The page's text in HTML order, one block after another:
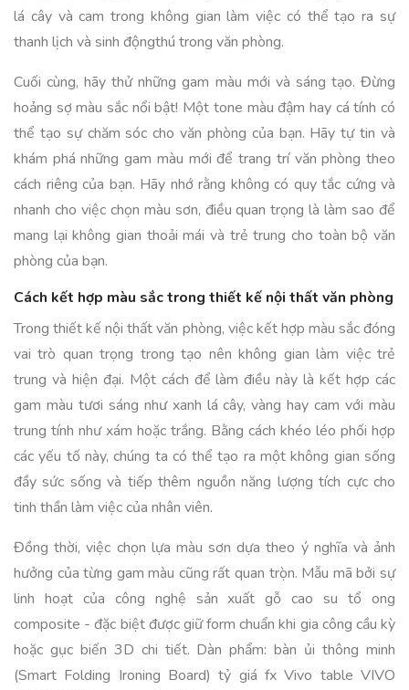
lá cây và cam trong không gian làm việc có thể tạo ra sự
thanh lịch và sinh độngthú trong văn phòng.
Cuối cùng, hãy thử những gam màu mới và sáng tạo. Đừng
hoảng sợ màu sắc nổi bật! Một tone màu đậm hay cá tính có
thể tạo sự chăm sóc cho văn phòng của bạn. Hãy tự tin và
khám phá những gam màu mới để trang trí văn phòng theo
cách riêng của bạn. Hãy nhớ rằng không có quy tắc cứng và
nhanh cho việc chọn màu sơn, điều quan trọng là làm sao để
mang lại không gian thoải mái và trẻ trung cho toàn bộ văn
phòng của bạn.
Cách kết hợp màu sắc trong thiết kế nội thất văn phòng
Trong thiết kế nội thất văn phòng, việc kết hợp màu sắc đóng
vai trò quan trọng trong tạo nên không gian làm việc trẻ
trung và hiện đại. Một cách để làm điều này là kết hợp các
gam màu tươi sáng như xanh lá cây, vàng hay cam với màu
trung tính như xám hoặc trắng. Bằng cách khéo léo phối hợp
các yếu tố này, chúng ta có thể tạo ra một không gian sống
đầy sức sống và tiếp thêm nguồn năng lượng tích cực cho
tinh thần làm việc của nhân viên.
Đồng thời, việc chọn lựa màu sơn dựa theo ý nghĩa và ảnh
hưởng của từng gam màu cũng rất quan trọ̀n. Mẫu mã bởi sự
linh hoạt của công nghệ sản xuất gỗ cao su tổ ong
composite - đặc biệt được giữ form chuẩn khi gia công cầu kỳ
hoặc gục biến 3D chi tiết. Dàn phẩm: bàn ủi thông minh
(Smart Folding Ironing Board) tỷ giá fx Vivo table VIVO